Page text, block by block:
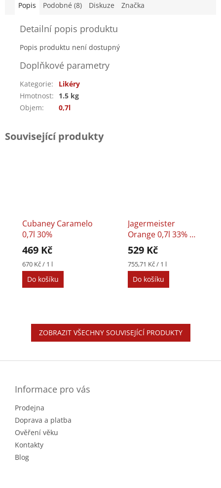
Popis Podobné (8) Diskuze Značka
Detailní popis produktu
Popis produktu není dostupný
Doplňkové parametry
Kategorie:
Likéry
Hmotnost:
1.5 kg
Objem: 0,7l
Související produkty
Cubaney Caramelo
0,7l 30%
469 Kč
Měrná
cena:
670 Kč / 1 l
Do košíku
Jagermeister
Orange 0,7l 33% +
2 Skleničky
529 Kč
Měrná
cena:
755,71 Kč / 1 l
Do košíku
ZOBRAZIT VŠECHNY SOUVISEJÍCÍ PRODUKTY
Informace pro vás
Prodejna
Doprava a platba
Ověření věku
Kontakty
Blog